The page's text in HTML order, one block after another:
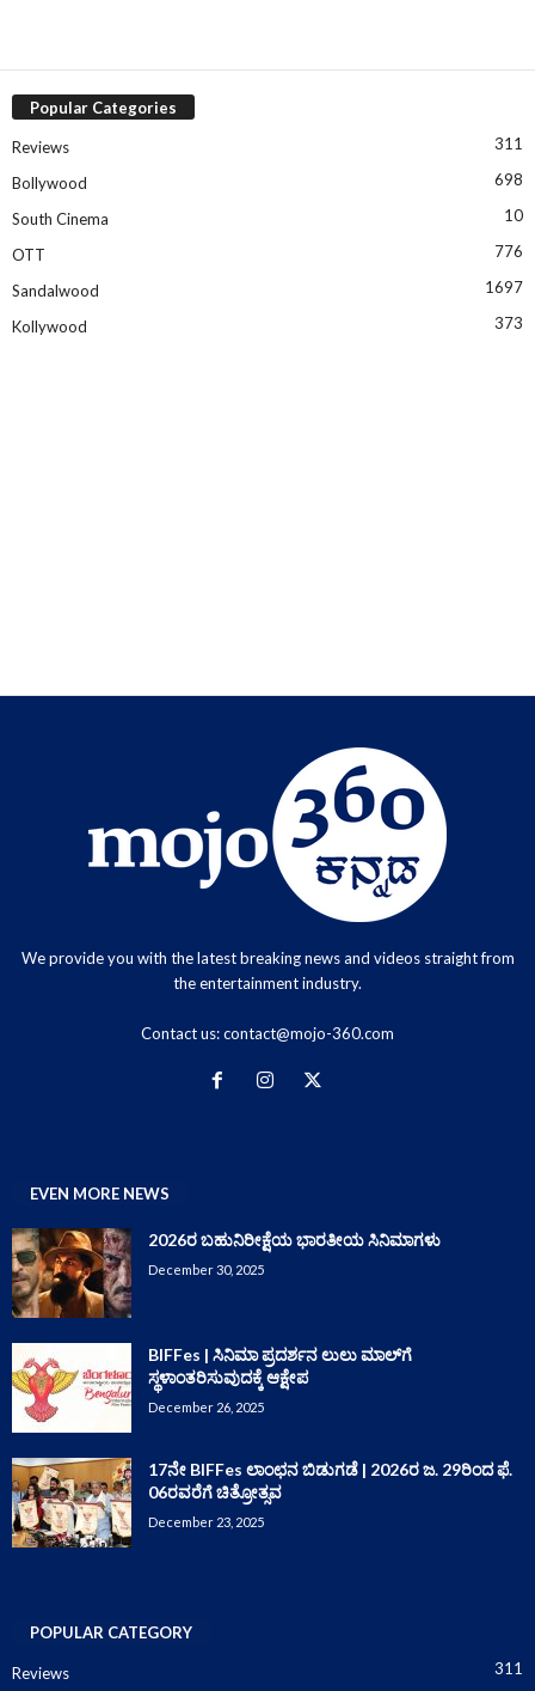
Popular Categories
Reviews 311
Bollywood 698
South Cinema 10
OTT 776
Sandalwood 1697
Kollywood 373
We provide you with the latest breaking news and videos straight from
the entertainment industry.
Contact us:contact@mojo-360.com
EVEN MORE NEWS
2026ರ ಬಹುನಿರೀಕ್ಷೆಯ ಭಾರತೀಯ ಸಿನಿಮಾಗಳು
December 30, 2025
BIFFes | ಸಿನಿಮಾ ಪ್ರದರ್ಶನ ಲುಲು ಮಾಲ್‌ಗೆ
ಸ್ಥಳಾಂತರಿಸುವುದಕ್ಕೆ ಆಕ್ಷೇಪ
December 26, 2025
17ನೇ BIFFes ಲಾಂಛನ ಬಿಡುಗಡೆ | 2026ರ ಜ. 29ರಿಂದ ಫೆ.
06ರವರೆಗೆ ಚಿತ್ರೋತ್ಸವ
December 23, 2025
POPULAR CATEGORY
Reviews 311